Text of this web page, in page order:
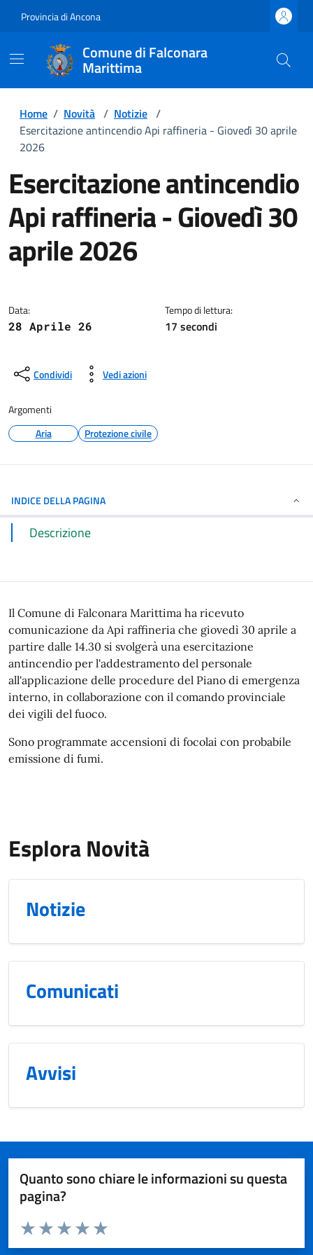
Provincia di Ancona
Comune di Falconara
Marittima
Home / Novità / Notizie /
Esercitazione antincendio Api raffineria - Giovedì 30 aprile
2026
Esercitazione antincendio
Api raffineria - Giovedì 30
aprile 2026
Data:
28 Aprile 26
Tempo di lettura:
17 secondi
Condividi Vedi azioni
Argomenti
Aria
Protezione civile
INDICE DELLA PAGINA
Descrizione
Il Comune di Falconara Marittima ha ricevuto
comunicazione da Api raffineria che giovedì 30 aprile a
partire dalle 14.30 si svolgerà una esercitazione
antincendio per l'addestramento del personale
all'applicazione delle procedure del Piano di emergenza
interno, in collaborazione con il comando provinciale
dei vigili del fuoco.
Sono programmate accensioni di focolai con probabile
emissione di fumi.
Esplora Novità
Notizie
Comunicati
Avvisi
Quanto sono chiare le informazioni su questa
pagina?
Valuta da 1 a 5 stelle la pagina
Valuta 5 stelle su 5
Valuta 4 stelle su 5
Valuta 3 stelle su 5
Valuta 2 stelle su 5
Valuta 1 stelle su 5